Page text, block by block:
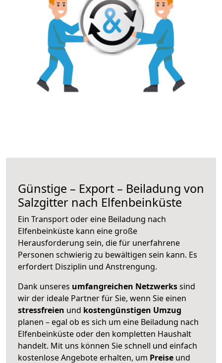
Günstige – Export – Beiladung von
Salzgitter nach Elfenbeinküste
Ein Transport oder eine Beiladung nach
Elfenbeinküste kann eine große
Herausforderung sein, die für unerfahrene
Personen schwierig zu bewältigen sein kann. Es
erfordert Disziplin und Anstrengung.
Dank unseres umfangreichen Netzwerkssind
wir der ideale Partner für Sie, wenn Sie einen
stressfreien und kostengünstigen Umzug
planen – egal ob es sich um eine Beiladung nach
Elfenbeinküste oder den kompletten Haushalt
handelt. Mit uns können Sie schnell und einfach
kostenlose Angebote erhalten, um Preise und